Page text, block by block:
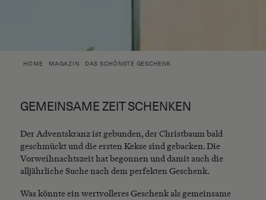
SUCHE
HOME MAGAZIN DAS SCHÖNSTE GESCHENK
GEMEINSAME ZEIT SCHENKEN
Der Adventskranz ist gebunden, der Christbaum bald
geschmückt und die ersten Kekse sind gebacken. Die
Vorweihnachtszeit hat begonnen und damit auch die
alljährliche Suche nach dem perfekten Geschenk.
Was könnte ein wertvolleres Geschenk als gemeinsame